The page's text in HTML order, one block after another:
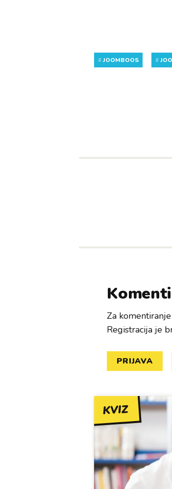
#JOOMBOOS #
Za
Registracija je
PRIJAVA
KVIZ